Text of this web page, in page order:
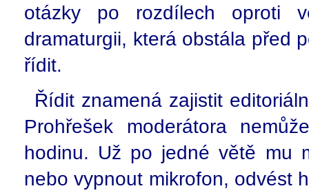
otázky po rozdílech oproti
dramaturgii, která obstála před
řídit.
Řídit znamená zajistit
Prohřešek moderátora
hodinu. Už po jedné větě mu
nebo vypnout mikrofon, odvést